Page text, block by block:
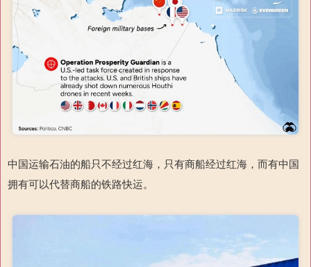
中国运输石油的船只不经过红海，只有商船经过红海，而有中国
拥有可以代替商船的铁路快运。